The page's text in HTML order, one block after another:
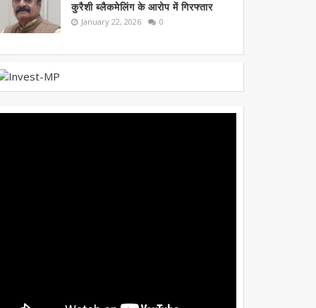
कुरैशी ब्लैकमेलिंग के आरोप में गिरफ्तार
January 22, 2026 0